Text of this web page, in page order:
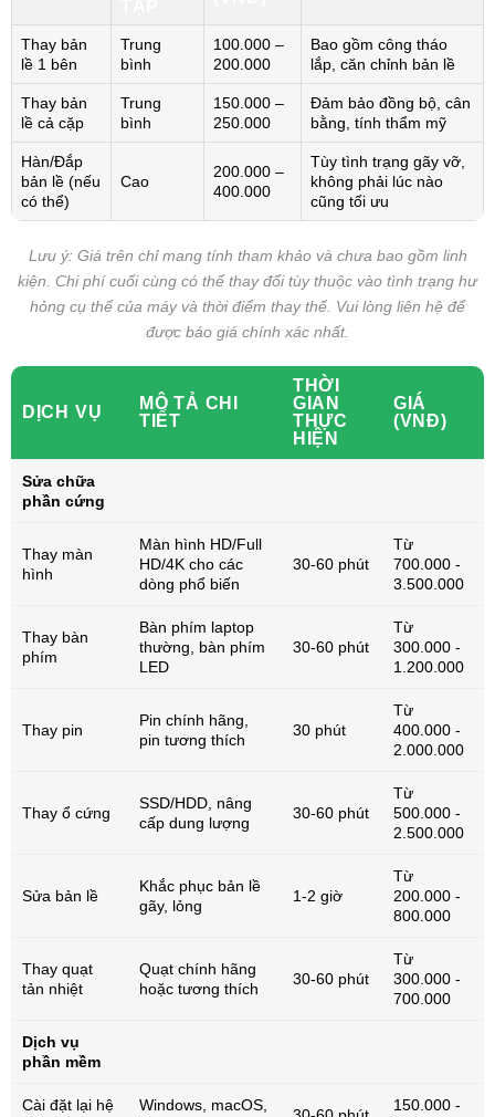
Thay bản
lề 1 bên
Trung
bình
100.000 –
200.000
Bao gồm công tháo
lắp, căn chỉnh bản lề
Thay bản
lề cả cặp
Trung
bình
150.000 –
250.000
Đảm bảo đồng bộ, cân
bằng, tính thẩm mỹ
Hàn/Đắp
bản lề (nếu
có thể)
Cao
200.000 –
400.000
Tùy tình trạng gãy vỡ,
không phải lúc nào
cũng tối ưu
Lưu ý: Giá trên chỉ mang tính tham khảo và chưa bao gồm linh
kiện. Chi phí cuối cùng có thể thay đổi tùy thuộc vào tình trạng hư
hỏng cụ thể của máy và thời điểm thay thế. Vui lòng liên hệ để
được báo giá chính xác nhất.
DỊCH VỤ
MÔ TẢ CHI
TIẾT
THỜI
GIAN
THỰC
HIỆN
GIÁ
(VNĐ)
Sửa chữa
phần cứng
Thay màn
hình
Màn hình HD/Full
HD/4K cho các
dòng phổ biến
30-60 phút
Từ
700.000 -
3.500.000
Thay bàn
phím
Bàn phím laptop
thường, bàn phím
LED
30-60 phút
Từ
300.000 -
1.200.000
Thay pin
Pin chính hãng,
pin tương thích
30 phút
Từ
400.000 -
2.000.000
Thay ổ cứng
SSD/HDD, nâng
cấp dung lượng
30-60 phút
Từ
500.000 -
2.500.000
Sửa bản lề
Khắc phục bản lề
gãy, lỏng
1-2 giờ
Từ
200.000 -
800.000
Thay quạt
tản nhiệt
Quạt chính hãng
hoặc tương thích
30-60 phút
Từ
300.000 -
700.000
Dịch vụ
phần mềm
Cài đặt lại hệ
Windows, macOS,
150.000 -